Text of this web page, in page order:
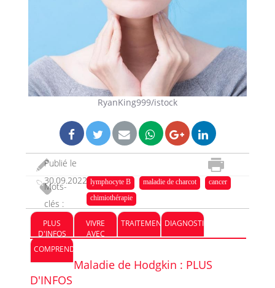
RyanKing999/istock
Publié le
30.09.2022
Mots-
clés :
lymphocyte B maladie de charcot
cancer
chimiothérapie
PLUS
D'INFOS
VIVRE
AVEC
TRAITEMENTDIAGNOSTIC
COMPRENDRE
Maladie de Hodgkin : PLUS
D'INFOS